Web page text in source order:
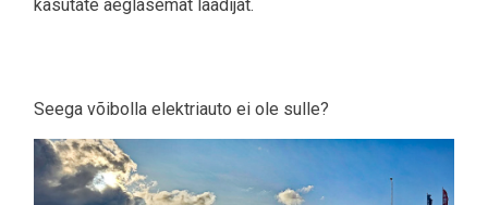
kasutate aeglasemat laadijat.
Seega võibolla elektriauto ei ole sulle?